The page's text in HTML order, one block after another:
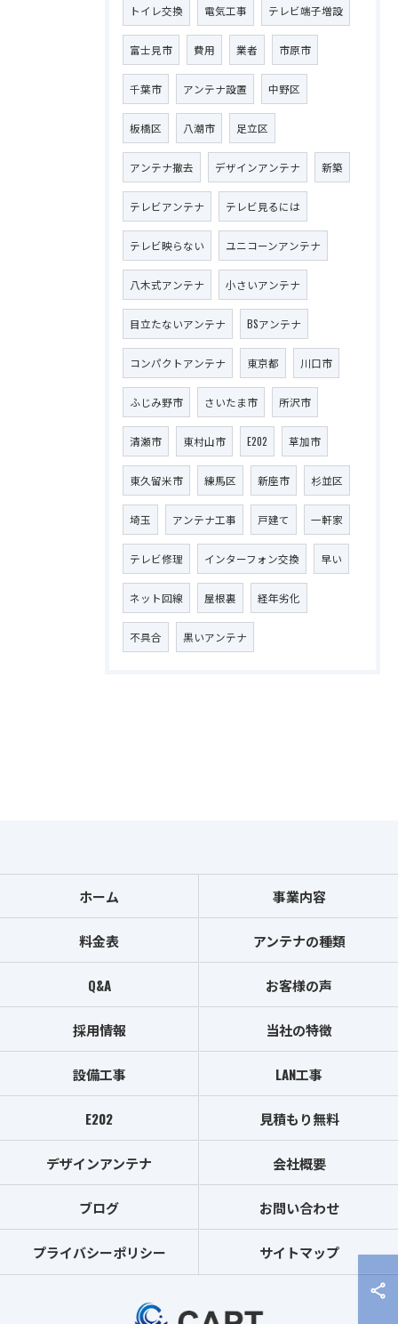
トイレ交換 電気工事 テレビ端子増設
富士見市 費用 業者 市原市
千葉市 アンテナ設置 中野区
板橋区 八潮市 足立区
アンテナ撤去 デザインアンテナ 新築
テレビアンテナ テレビ見るには
テレビ映らない ユニコーンアンテナ
八木式アンテナ 小さいアンテナ
目立たないアンテナ BSアンテナ
コンパクトアンテナ 東京都 川口市
ふじみ野市 さいたま市 所沢市
清瀬市 東村山市 E202 草加市
東久留米市 練馬区 新座市 杉並区
埼玉 アンテナ工事 戸建て 一軒家
テレビ修理 インターフォン交換 早い
ネット回線 屋根裏 経年劣化
不具合 黒いアンテナ
ホーム 事業内容
料金表 アンテナの種類
Q&A お客様の声
採用情報 当社の特徴
設備工事 LAN工事
E202 見積もり無料
デザインアンテナ 会社概要
ブログ お問い合わせ
プライバシーポリシー サイトマップ